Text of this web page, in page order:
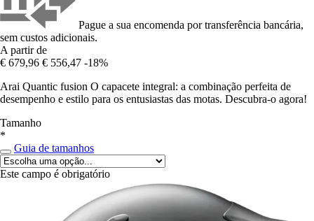
Pague a sua encomenda por transferência bancária,
sem custos adicionais.
A partir de
€ 679,96 € 556,47 -18%
Arai Quantic fusion O capacete integral: a combinação perfeita de
desempenho e estilo para os entusiastas das motas. Descubra-o agora!
Tamanho
*
Guia de tamanhos
Este campo é obrigatório